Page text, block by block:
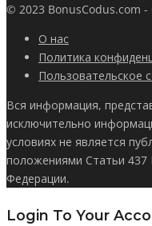
© 2023 BonusCodus.com -
О нас
Политика
Пользовательское
Вся информация,
исключительно
условиях не является
положениями Статьи 437
Федерации.
Login To Your